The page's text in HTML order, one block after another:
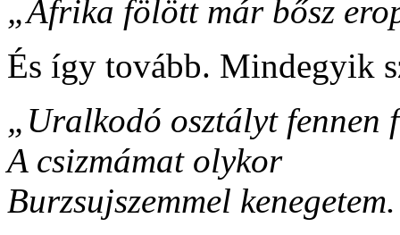
„Afrika fölött már bősz
És így tovább. Mindegyik
„Uralkodó osztályt fennen
A csizmámat olykor
Burzsujszemmel